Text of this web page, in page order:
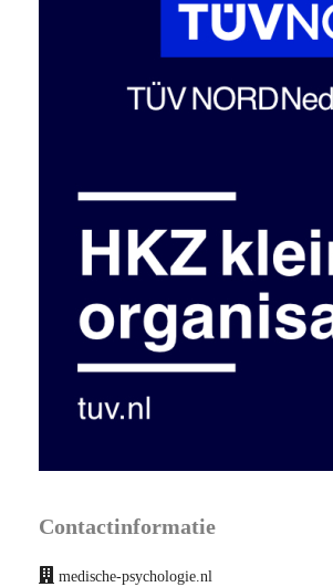
Contactinformatie
medische-psychologie.nl